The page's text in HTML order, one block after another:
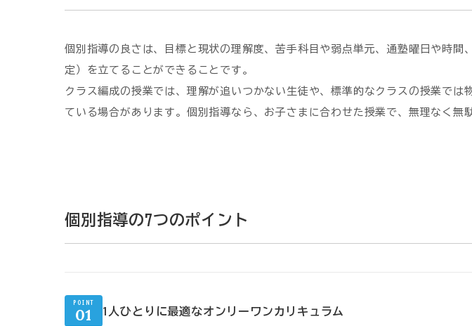
個別指導の良さは、目標と現状の理解度、苦手科目や弱点単元、通塾曜日や時
定）を立てることができることです。
クラス編成の授業では、理解が追いつかない生徒や、標準的なクラスの授業で
ている場合があります。個別指導なら、お子さまに合わせた授業で、無理なく無
個別指導の7つのポイント
POINT
01 1人ひとりに最適なオンリーワンカリキュラム